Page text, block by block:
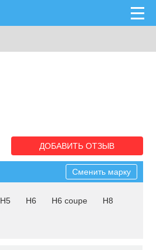
ДОБАВИТЬ ОТЗЫВ
Сменить марку
H5 H6 H6 coupe H8